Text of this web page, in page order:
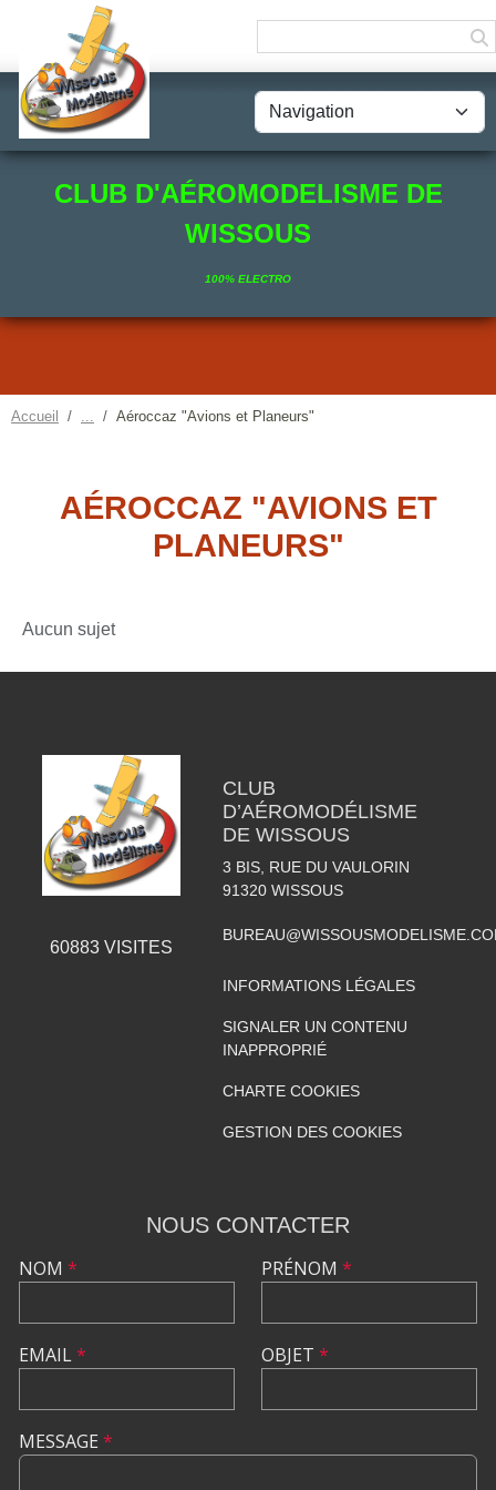
CLUB D'AÉROMODELISME DE
WISSOUS
100% ELECTRO
Accueil Aéroccaz "Avions et Planeurs"
AÉROCCAZ "AVIONS ET
PLANEURS"
Aucun sujet
60883VISITES
CLUB
D’AÉROMODÉLISME
DE WISSOUS
3 BIS, RUE DU VAULORIN
91320 WISSOUS
INFORMATIONS LÉGALES
SIGNALER UN CONTENU
INAPPROPRIÉ
CHARTE COOKIES
GESTION DES COOKIES
NOUS CONTACTER
NOM *
EMAIL*
PRÉNOM *
OBJET *
MESSAGE *
Panneau de gestion des cookies